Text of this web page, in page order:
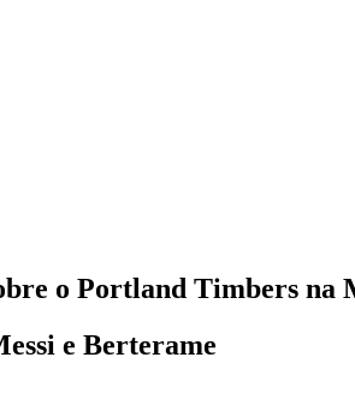
o Portland Timbers na
e Berterame